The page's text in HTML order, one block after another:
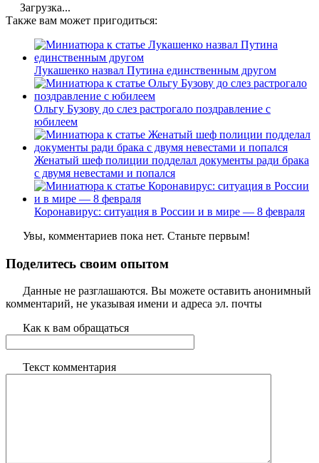
Загрузка...
Также вам может пригодиться:
Лукашенко назвал Путина единственным другом
Ольгу Бузову до слез растрогало поздравление с
юбилеем
Женатый шеф полиции подделал документы ради брака
с двумя невестами и попался
Коронавирус: ситуация в России и в мире — 8 февраля
Увы, комментариев пока нет. Станьте первым!
Поделитесь своим опытом
Данные не разглашаются. Вы можете оставить анонимный
комментарий, не указывая имени и адреса эл. почты
Как к вам обращаться
Текст комментария